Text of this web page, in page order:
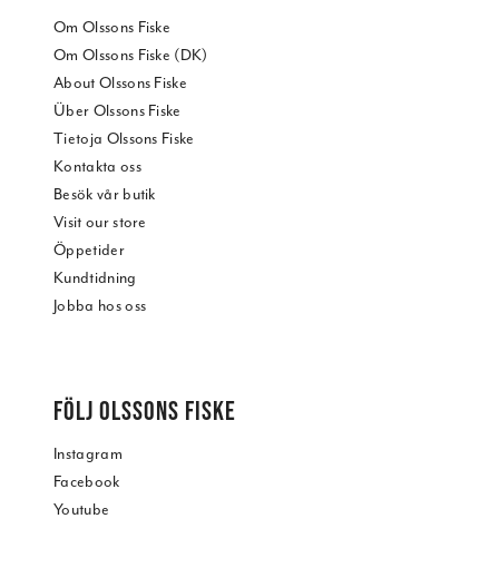
Om Olssons Fiske
Om Olssons Fiske (DK)
About Olssons Fiske
Über Olssons Fiske
Tietoja Olssons Fiske
Kontakta oss
Besök vår butik
Visit our store
Öppetider
Kundtidning
Jobba hos oss
FÖLJ OLSSONS FISKE
Instagram
Facebook
Youtube